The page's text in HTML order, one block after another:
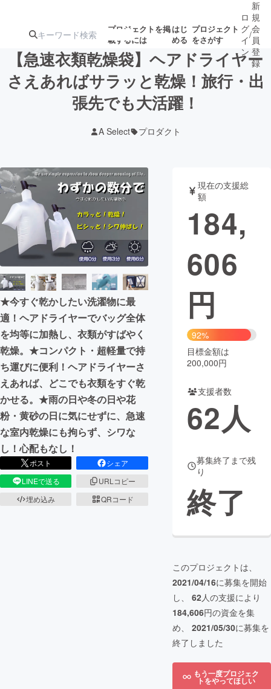
プロジェクトを掲
載するには
はじ
める
プロジェクト
をさがす
注目のリ 注目の新着プロ募集終了が近いプ
テクノロジー・ガジェット
映像・映画 書籍・雑誌
ビジネス・起業 チャレンジ
まちづくり・地域活性化
CAMPFIRE for Social Good
CAMPFIRE Creation
CAMPFIREふるさと納税machi-ya コミュニティ
ロ
グ
イ
ン
/
新
規
会
員
登
録
【急速衣類乾燥袋】ヘアドライヤー
さえあればサラッと乾燥！旅行・出
張先でも大活躍！
A Select プロダクト
★今すぐ乾かしたい洗濯物に最
適！ヘアドライヤーでバッグ全体
を均等に加熱し、衣類がすばやく
乾燥。★コンパクト・超軽量で持
ち運びに便利！ヘアドライヤーさ
えあれば、どこでも衣類をすぐ乾
かせる。★雨の日や冬の日や花
粉・黄砂の日に気にせずに、急速
な室内乾燥にも拘らず、シワな
し！心配もなし！
ポスト
シェア
LINEで送る
URLコピー
埋め込み
QRコード
現在の支援総
額
184,
606
円
92%
目標金額は
200,000円
支援者数
62人
募集終了まで残
り
終了
このプロジェクトは、
2021/04/16に募集を開始
し、 62人の支援により
184,606円の資金を集
め、 2021/05/30に募集を
終了しました
もう一度プロジェク
トをやってほしい